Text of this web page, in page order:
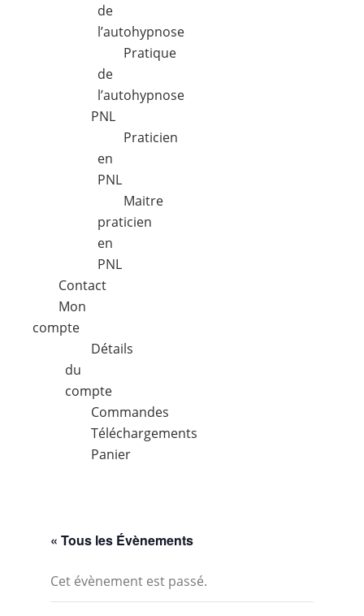
de
l’autohypnose
Pratique
de
l’autohypnose
PNL
Praticien
en
PNL
Maitre
praticien
en
PNL
Contact
Mon
compte
Détails
du
compte
Commandes
Téléchargements
Panier
« Tous les Évènements
Cet évènement est passé.